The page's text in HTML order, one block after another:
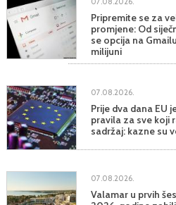
Pripremite se za
promjene: Od
se opcija na
milijuni
07.08.2026.
Prije dva dana EU
pravila za sve koji
sadržaj: kazne su
07.08.2026.
Valamar u prvih